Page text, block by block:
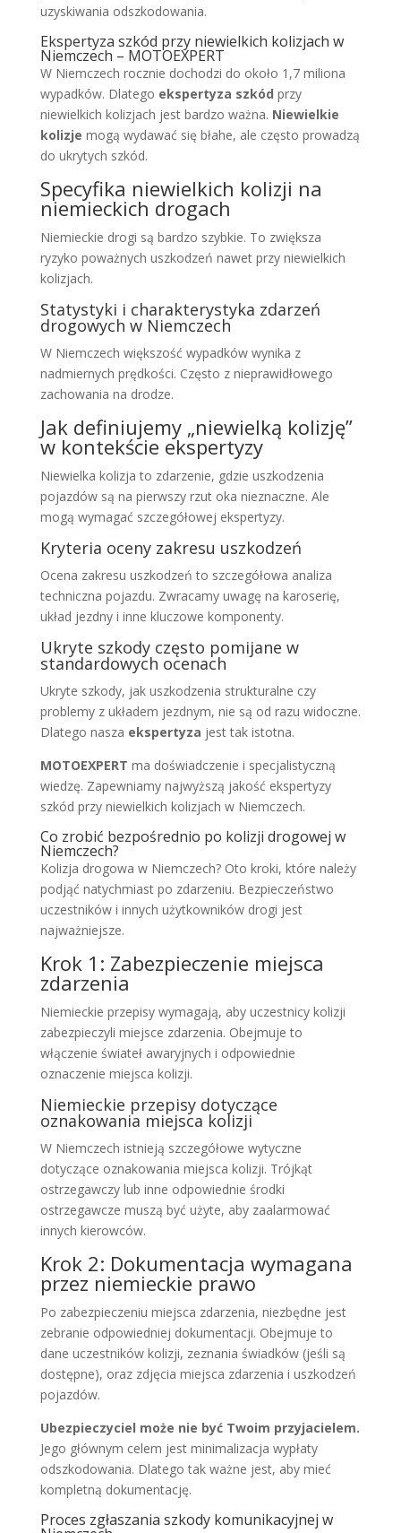
uzyskiwania odszkodowania.
Ekspertyza szkód przy niewielkich kolizjach w
Niemczech – MOTOEXPERT
W Niemczech rocznie dochodzi do około 1,7 miliona
wypadków. Dlatego ekspertyza szkód przy
niewielkich kolizjach jest bardzo ważna. Niewielkie
kolizje mogą wydawać się błahe, ale często prowadzą
do ukrytych szkód.
Specyfika niewielkich kolizji na
niemieckich drogach
Niemieckie drogi są bardzo szybkie. To zwiększa
ryzyko poważnych uszkodzeń nawet przy niewielkich
kolizjach.
Statystyki i charakterystyka zdarzeń
drogowych w Niemczech
W Niemczech większość wypadków wynika z
nadmiernych prędkości. Często z nieprawidłowego
zachowania na drodze.
Jak definiujemy „niewielką kolizję”
w kontekście ekspertyzy
Niewielka kolizja to zdarzenie, gdzie uszkodzenia
pojazdów są na pierwszy rzut oka nieznaczne. Ale
mogą wymagać szczegółowej ekspertyzy.
Kryteria oceny zakresu uszkodzeń
Ocena zakresu uszkodzeń to szczegółowa analiza
techniczna pojazdu. Zwracamy uwagę na karoserię,
układ jezdny i inne kluczowe komponenty.
Ukryte szkody często pomijane w
standardowych ocenach
Ukryte szkody, jak uszkodzenia strukturalne czy
problemy z układem jezdnym, nie są od razu widoczne.
Dlatego nasza ekspertyza jest tak istotna.
MOTOEXPERT ma doświadczenie i specjalistyczną
wiedzę. Zapewniamy najwyższą jakość ekspertyzy
szkód przy niewielkich kolizjach w Niemczech.
Co zrobić bezpośrednio po kolizji drogowej w
Niemczech?
Kolizja drogowa w Niemczech? Oto kroki, które należy
podjąć natychmiast po zdarzeniu. Bezpieczeństwo
uczestników i innych użytkowników drogi jest
najważniejsze.
Krok 1: Zabezpieczenie miejsca
zdarzenia
Niemieckie przepisy wymagają, aby uczestnicy kolizji
zabezpieczyli miejsce zdarzenia. Obejmuje to
włączenie świateł awaryjnych i odpowiednie
oznaczenie miejsca kolizji.
Niemieckie przepisy dotyczące
oznakowania miejsca kolizji
W Niemczech istnieją szczegółowe wytyczne
dotyczące oznakowania miejsca kolizji. Trójkąt
ostrzegawczy lub inne odpowiednie środki
ostrzegawcze muszą być użyte, aby zaalarmować
innych kierowców.
Krok 2: Dokumentacja wymagana
przez niemieckie prawo
Po zabezpieczeniu miejsca zdarzenia, niezbędne jest
zebranie odpowiedniej dokumentacji. Obejmuje to
dane uczestników kolizji, zeznania świadków (jeśli są
dostępne), oraz zdjęcia miejsca zdarzenia i uszkodzeń
pojazdów.
Ubezpieczyciel może nie być Twoim przyjacielem.
Jego głównym celem jest minimalizacja wypłaty
odszkodowania. Dlatego tak ważne jest, aby mieć
kompletną dokumentację.
Proces zgłaszania szkody komunikacyjnej w